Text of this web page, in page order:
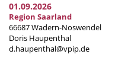
01.09.2026
Region Saarland
66687 Wadern-Noswendel
Doris Haupenthal
d.haupenthal@vpip.de